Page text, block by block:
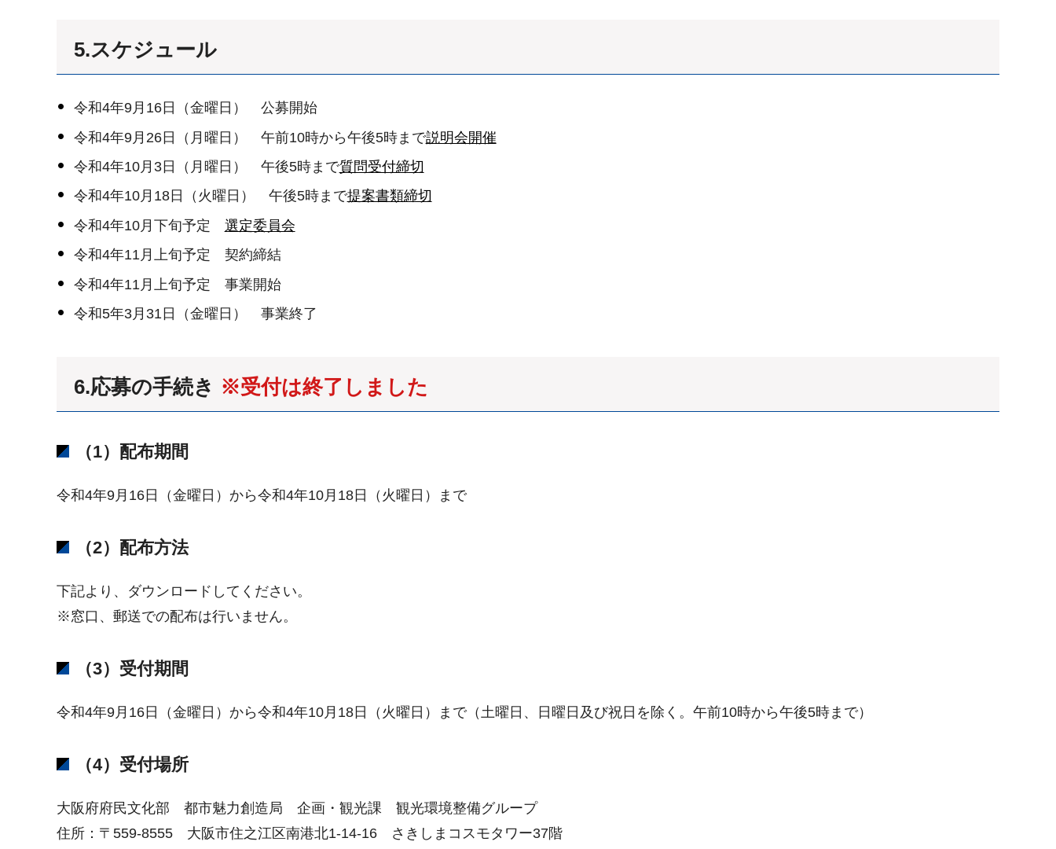
5.スケジュール
令和4年9月16日（金曜日） 公募開始
令和4年9月26日（月曜日） 午前10時から午後5時まで説明会開催
令和4年10月3日（月曜日） 午後5時まで質問受付締切
令和4年10月18日（火曜日） 午後5時まで提案書類締切
令和4年10月下旬予定 選定委員会
令和4年11月上旬予定 契約締結
令和4年11月上旬予定 事業開始
令和5年3月31日（金曜日） 事業終了
6.応募の手続き ※受付は終了しました
（1）配布期間
令和4年9月16日（金曜日）から令和4年10月18日（火曜日）まで
（2）配布方法
下記より、ダウンロードしてください。
※窓口、郵送での配布は行いません。
（3） 受付期間
令和4年9月16日（金曜日）から令和4年10月18日（火曜日）まで（土曜日、日曜日及び祝日を除く。午前10時から午後5時まで）
（4）受付場所
大阪府府民文化部 都市魅力創造局 企画・観光課 観光環境整備グループ
住所：〒559-8555 大阪市住之江区南港北1-14-16 さきしまコスモタワー37階